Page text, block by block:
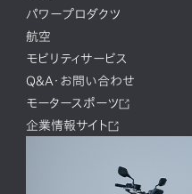
パワープロダクツ
航空
モビリティサービス
Q&A・お問い合わせ
モータースポーツ
企業情報サイト